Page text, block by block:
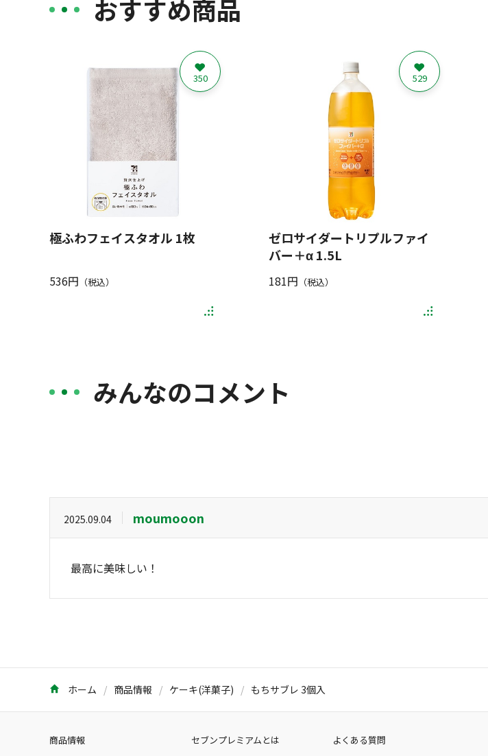
おすすめ商品
極ふわフェイスタオル 1枚
536円 （税込）
350
ゼロサイダートリプルファイ
バー＋α 1.5L
181円 （税込）
529
みんなのコメント
2025.09.04 moumooon
最高に美味しい！
ホーム 商品情報 ケーキ(洋菓子) もちサブレ 3個入
商品情報 セブンプレミアムとは よくある質問